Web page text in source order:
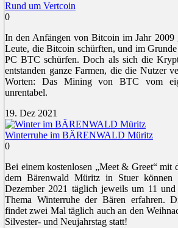
Rund um Vertcoin
0
In den Anfängen von Bitcoin im Jahr 2009
Leute, die Bitcoin schürften, und im
PC BTC schürfen. Doch als sich die
entstanden ganze Farmen, die die Nutzer
Worten: Das Mining von BTC vom
unrentabel.
19. Dez 2021
Winterruhe im BÄRENWALD Müritz
0
Bei einem kostenlosen „Meet & Greet“ mit
dem Bärenwald Müritz in Stuer können
Dezember 2021 täglich jeweils um 11
Thema Winterruhe der Bären erfahren.
findet zwei Mal täglich auch an den
Silvester- und Neujahrstag statt!